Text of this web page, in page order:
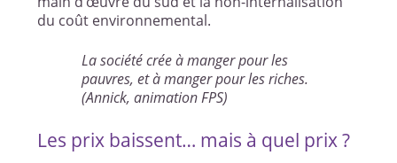
du coût environnemental.
La société crée à manger pour les
pauvres, et à manger pour les riches.
(Annick, animation FPS)
Les prix baissent… mais à quel prix ?